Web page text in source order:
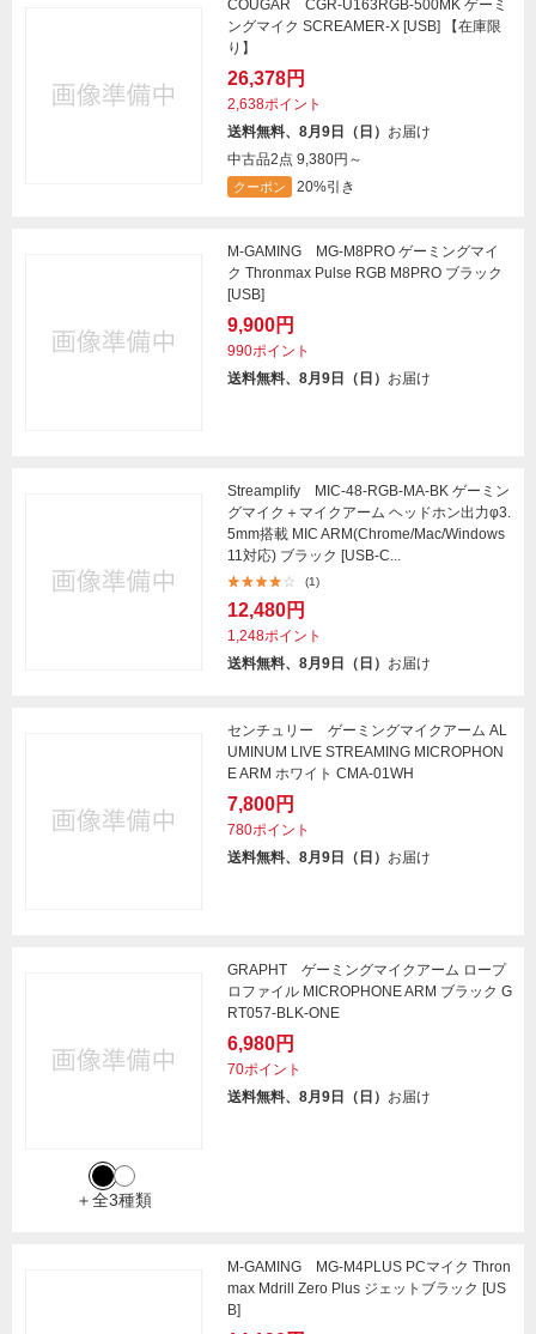
COUGAR CGR-U163RGB-500MK ゲーミ
ングマイク SCREAMER-X [USB] 【在庫限
り】
26,378円
2,638ポイント
送料無料、8月9日（日） お届け
中古品2点 9,380円～
クーポン 20%引き
M-GAMING MG-M8PRO ゲーミングマイ
ク Thronmax Pulse RGB M8PRO ブラック
[USB]
9,900円
990ポイント
送料無料、8月9日（日） お届け
Streamplify MIC-48-RGB-MA-BK ゲーミン
グマイク＋マイクアーム ヘッドホン出力φ3.
5mm搭載 MIC ARM(Chrome/Mac/Windows
11対応) ブラック [USB-C...
(1)
12,480円
1,248ポイント
送料無料、8月9日（日） お届け
センチュリー ゲーミングマイクアーム AL
UMINUM LIVE STREAMING MICROPHON
E ARM ホワイト CMA-01WH
7,800円
780ポイント
送料無料、8月9日（日） お届け
＋全3種類
GRAPHT ゲーミングマイクアーム ロープ
ロファイル MICROPHONE ARM ブラック G
RT057-BLK-ONE
6,980円
70ポイント
送料無料、8月9日（日） お届け
M-GAMING MG-M4PLUS PCマイク Thron
max Mdrill Zero Plus ジェットブラック [US
B]